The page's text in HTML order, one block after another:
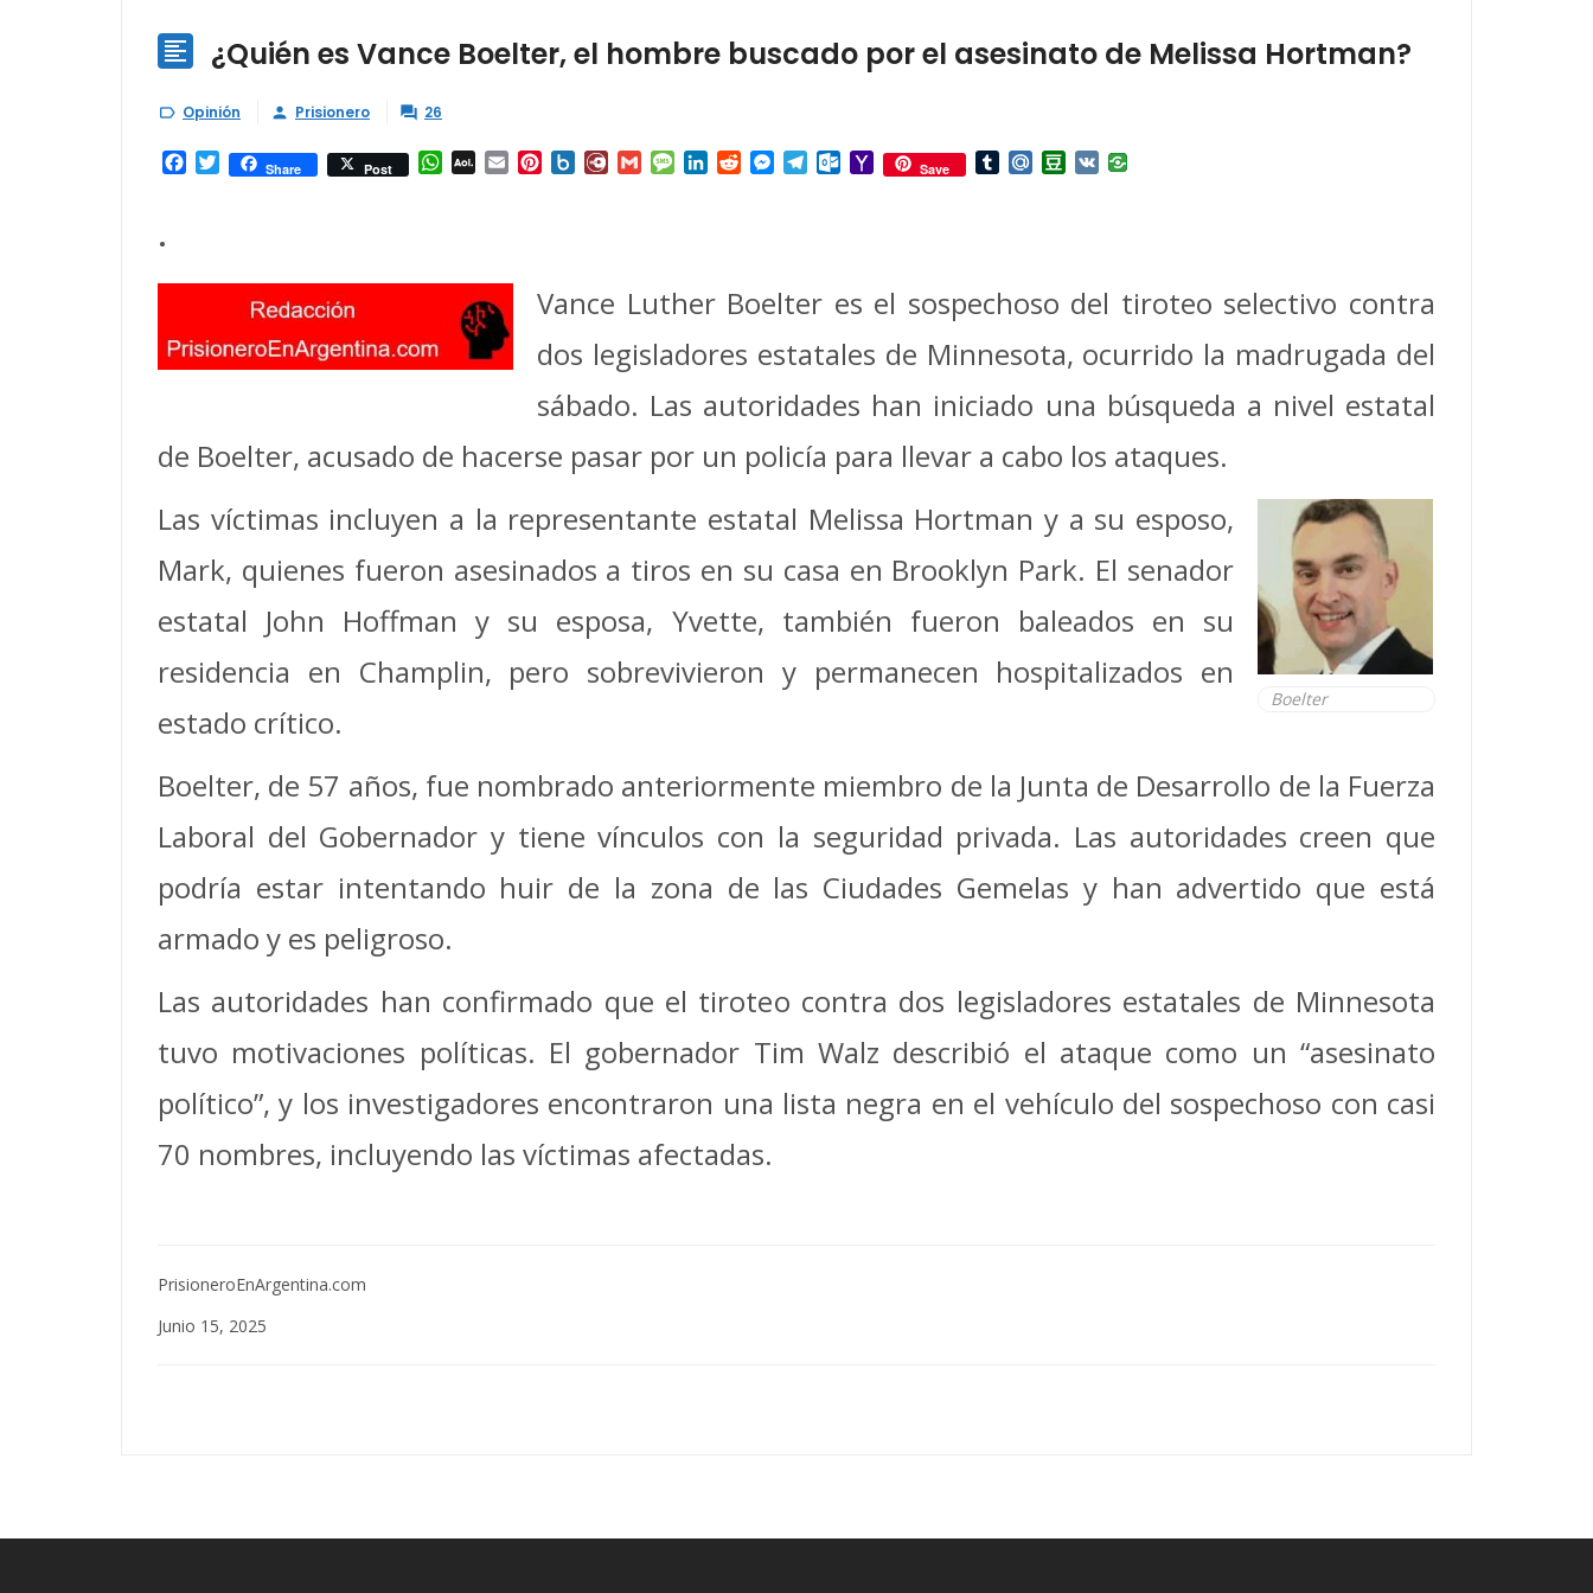
 ¿Quién es Vance Boelter, el hombre buscado por el asesinato de Melissa Hortman?
 Opinión  Prisionero  26
Facebook
TwitterShare Post WhatsApp
AOL Email Pinterest
Box.netDiary.RuGmailMessage
LinkedInRedditMessenger
TelegramOutlook.com
YahooSave TumblrMail.RuDouban
VK
.
Vance Luther Boelter es el sospechoso del tiroteo selectivo contra
dos legisladores estatales de Minnesota, ocurrido la madrugada del
sábado. Las autoridades han iniciado una búsqueda a nivel estatal
de Boelter, acusado de hacerse pasar por un policía para llevar a cabo los ataques.
Boelter
Las víctimas incluyen a la representante estatal Melissa Hortman y a su esposo,
Mark, quienes fueron asesinados a tiros en su casa en Brooklyn Park. El senador
estatal John Hoffman y su esposa, Yvette, también fueron baleados en su
residencia en Champlin, pero sobrevivieron y permanecen hospitalizados en
estado crítico.
Boelter, de 57 años, fue nombrado anteriormente miembro de la Junta de Desarrollo de la Fuerza
Laboral del Gobernador y tiene vínculos con la seguridad privada. Las autoridades creen que
podría estar intentando huir de la zona de las Ciudades Gemelas y han advertido que está
armado y es peligroso.
Las autoridades han confirmado que el tiroteo contra dos legisladores estatales de Minnesota
tuvo motivaciones políticas. El gobernador Tim Walz describió el ataque como un “asesinato
político”, y los investigadores encontraron una lista negra en el vehículo del sospechoso con casi
70 nombres, incluyendo las víctimas afectadas.
PrisioneroEnArgentina.com
Junio 15, 2025